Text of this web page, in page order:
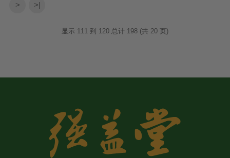
>
>|
显示 111 到 120 总计 198 (共 20 页)